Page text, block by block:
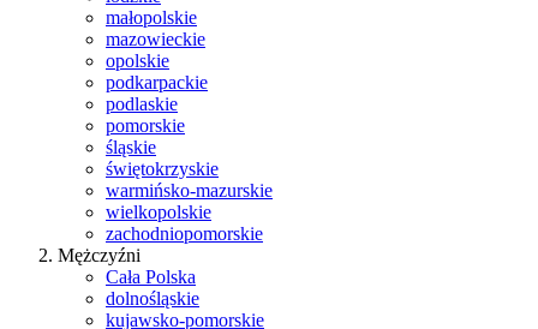
małopolskie
mazowieckie
opolskie
podkarpackie
podlaskie
pomorskie
śląskie
świętokrzyskie
warmińsko-mazurskie
wielkopolskie
zachodniopomorskie
Mężczyźni
Cała Polska
dolnośląskie
kujawsko-pomorskie